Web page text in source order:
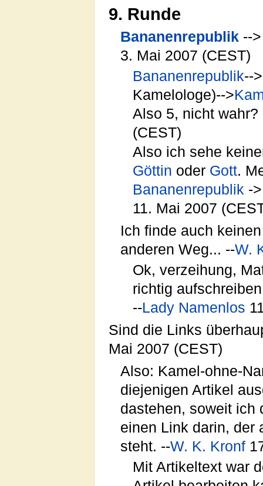
9. Runde
Bananenrepublik --
3. Mai 2007 (CEST)
Bananenrepublik-->
Kamelologe)-->
Also 5, nicht wahr?
(CEST)
Also ich sehe
Göttin oder Gott.
Bananenrepublik -
11. Mai 2007
Ich finde auch
anderen Weg... --W.
Ok, verzeihung,
richtig
--Lady Namenlos
Sind die Links
Mai 2007 (CEST)
Also: Kamel-ohne-
diejenigen Artikel
dastehen, soweit
einen Link darin, der
steht. --W. K. Kronf
Mit Artikeltext war